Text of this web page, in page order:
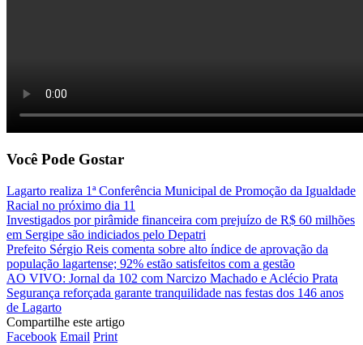
Você Pode Gostar
Lagarto realiza 1ª Conferência Municipal de Promoção da Igualdade
Racial no próximo dia 11
Investigados por pirâmide financeira com prejuízo de R$ 60 milhões
em Sergipe são indiciados pelo Depatri
Prefeito Sérgio Reis comenta sobre alto índice de aprovação da
população lagartense; 92% estão satisfeitos com a gestão
AO VIVO: Jornal da 102 com Narcizo Machado e Aclécio Prata
Segurança reforçada garante tranquilidade nas festas dos 146 anos
de Lagarto
Compartilhe este artigo
Facebook Email Print